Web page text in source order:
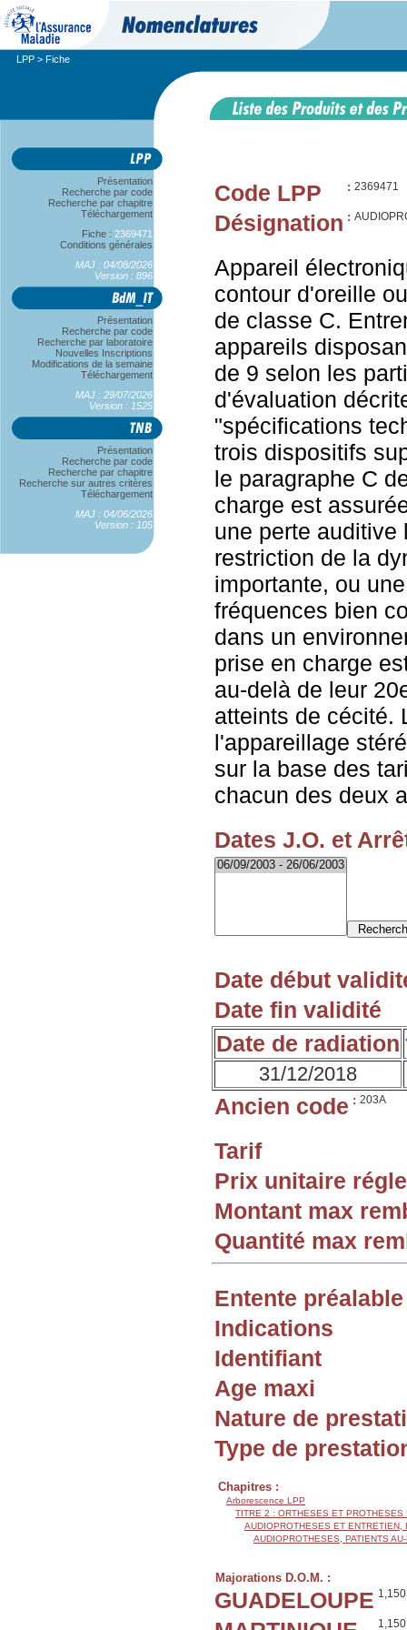
LPP > Fiche
Présentation
Recherche par code
Recherche par chapitre
Téléchargement
Fiche : 2369471
Conditions générales
MAJ : 04/08/2026
Version : 896
Présentation
Recherche par code
Recherche par laboratoire
Nouvelles Inscriptions
Modifications de la semaine
Téléchargement
MAJ : 29/07/2026
Version : 1525
Présentation
Recherche par code
Recherche par chapitre
Recherche sur autres critères
Téléchargement
MAJ : 04/06/2026
Version : 105
Code LPP : 2369471
Désignation :
Appareil
contour d'oreille
de classe C.
appareils
de 9 selon les
d'évaluation
"spécifications
trois dispositifs
le paragraphe C
charge est
une perte auditive
restriction de la
importante, ou
fréquences bien
dans un
prise en charge
au-delà de leur
atteints de cécité.
l'appareillage
sur la base des
chacun des deux
Dates J.O. et
Date début
Date fin validité
Date de radiation
31/12/2018
Ancien code : 203A
Tarif
Prix unitaire
Montant max
Quantité max
Entente préalable
Indications
Identifiant
Age maxi
Nature de
Type de
Chapitres :
Arborescence LPP
TITRE 2 : ORTHESES ET PROTHESES
AUDIOPROTHESES ET ENTRETIEN,
AUDIOPROTHESES, PATIENTS
Majorations D.O.M. :
GUADELOUPE 1,150
1,150